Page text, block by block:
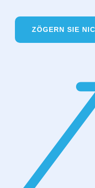
ZÖGERN SIE